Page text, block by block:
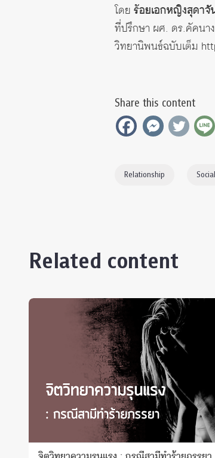
โดย ร้อยเอกหญิงสุดาจั
ที่ปรึกษา ผศ. ดร.คัคน
วิทยานิพนธ์ฉบับเต็ม
Share this content
Relationship
Related content